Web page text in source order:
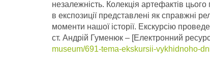
незалежність. Колекція артефактів
в експозиції представлені як справжні
моменти нашої історії. Екскурсію
ст. Андрій Гуменюк – [Електронний
museum/691-tema-ekskursii-vykhidnoho-